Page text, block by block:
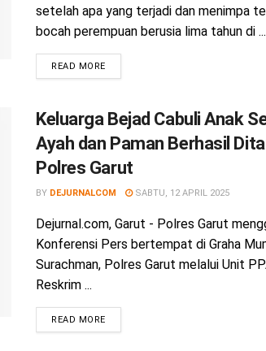
setelah apa yang terjadi dan menimpa
bocah perempuan berusia lima tahun di ...
READ MORE
Keluarga Bejad Cabuli Anak
Ayah dan Paman Berhasil
Polres Garut
BY DEJURNALCOM SABTU, 12 APRIL 2025
Dejurnal.com, Garut - Polres Garut
Konferensi Pers bertempat di Graha
Surachman, Polres Garut melalui Unit
Reskrim ...
READ MORE